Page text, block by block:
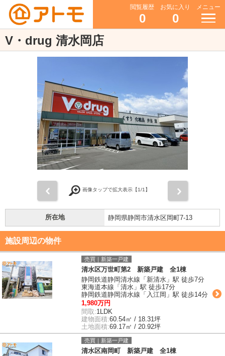
閲覧履歴
0
お気に入り
0
メニュー
V・drug 清水岡店
画像タップで拡大表示【1/1】
所在地 静岡県静岡市清水区岡町7-13
施設周辺の物件
売買｜新築一戸建
清水区万世町第2 新築戸建 全1棟
静岡鉄道静岡清水線「新清水」駅 徒歩7分
東海道本線「清水」駅 徒歩17分
静岡鉄道静岡清水線「入江岡」駅 徒歩14分
1,980万円
間取:1LDK
建物面積:60.54㎡ / 18.31坪
土地面積:69.17㎡ / 20.92坪
売買｜新築一戸建
清水区南岡町 新築戸建 全1棟